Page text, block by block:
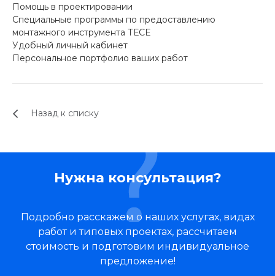
Помощь в проектировании
Специальные программы по предоставлению
монтажного инструмента ТЕСЕ
Удобный личный кабинет
Персональное портфолио ваших работ
Назад к списку
Нужна консультация?
Подробно расскажем о наших услугах, видах
работ и типовых проектах, рассчитаем
стоимость и подготовим индивидуальное
предложение!